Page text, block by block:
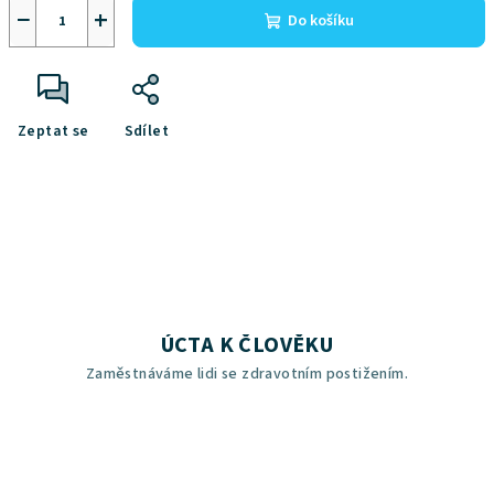
+
− Do košíku
Zeptat se Sdílet
ÚCTA K ČLOVĚKU
Zaměstnáváme lidi se zdravotním postižením.